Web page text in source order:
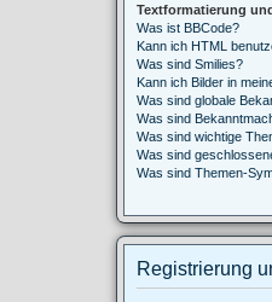
Textformatierung
Was ist BBCode?
Kann ich HTML
Was sind Smilies?
Kann ich Bilder in
Was sind globale
Was sind
Was sind wichtige
Was sind
Was sind Themen-
Registrierung